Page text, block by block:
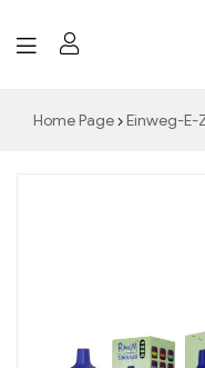
Home Page Einweg-E-